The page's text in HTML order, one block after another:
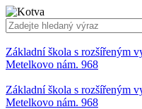
Základní škola s rozšířeným
Metelkovo nám. 968
Základní škola s rozšířeným
Metelkovo nám. 968